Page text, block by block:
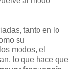
tanto en lo
su
modos, el
lo que hace que